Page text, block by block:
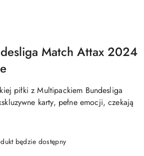
Match Attax 2024
piłki z Multipackiem Bundesliga
karty, pełne emocji, czekają
będzie dostępny